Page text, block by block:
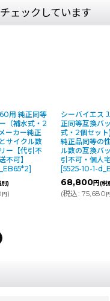
ェックしています
用 純正同等
（補水式・2
ーカー純正
サイクル数
ー【代引不
不可】
]
別)
円)
シーバイエス
正同等互換バ
式・2個セッ
純正品同等の
ル数の互換バ
引不可・個人
[5525-10-1-
68,800円(税
(税込: 75,680